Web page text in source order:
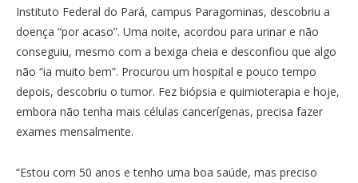
Instituto Federal do Pará, campus Paragominas, descobriu a
doença “por acaso”. Uma noite, acordou para urinar e não
conseguiu, mesmo com a bexiga cheia e desconfiou que algo
não “ia muito bem”. Procurou um hospital e pouco tempo
depois, descobriu o tumor. Fez biópsia e quimioterapia e hoje,
embora não tenha mais células cancerígenas, precisa fazer
exames mensalmente.
“Estou com 50 anos e tenho uma boa saúde, mas preciso